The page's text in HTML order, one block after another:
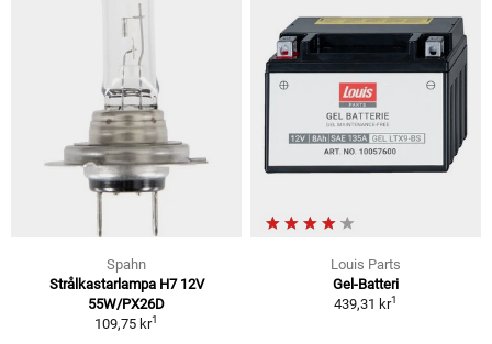
Spahn
Strålkastarlampa H7 12V
55W/PX26D
109,75 kr1
Louis Parts
Gel-Batteri
439,31 kr1